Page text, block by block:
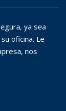
ya sea
oficina. Le
nos